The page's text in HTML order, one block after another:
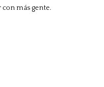
más gente.